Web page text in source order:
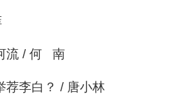
流 / 何 南
荐李白？ / 唐小林